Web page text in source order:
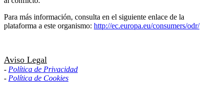
Para más información, consulta en el siguiente enlace de la
plataforma a este organismo: http://ec.europa.eu/consumers/odr/
Aviso Legal
- Política de Privacidad
- Política de Cookies